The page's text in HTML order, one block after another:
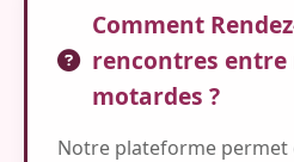
Comment
rencontres
motardes ?
Notre plateforme